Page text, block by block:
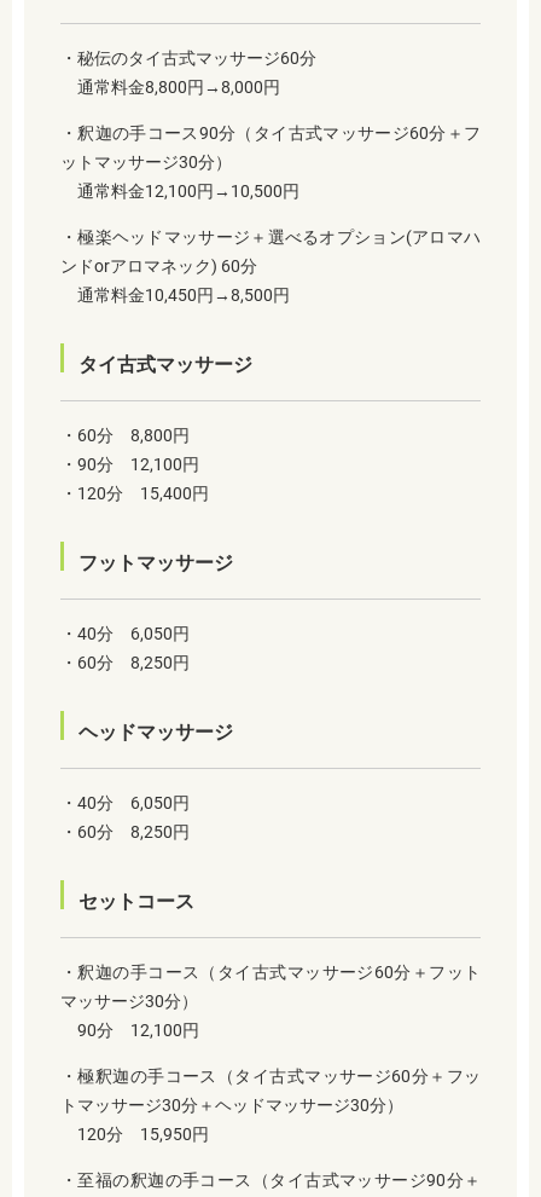
・秘伝のタイ古式マッサージ60分
通常料金8,800円→8,000円
・釈迦の手コース90分（タイ古式マッサージ60分＋フ
ットマッサージ30分）
通常料金12,100円→10,500円
・極楽ヘッドマッサージ＋選べるオプション(アロマハ
ンドorアロマネック) 60分
通常料金10,450円→8,500円
タイ古式マッサージ
・60分 8,800円
・90分 12,100円
・120分 15,400円
フットマッサージ
・40分 6,050円
・60分 8,250円
ヘッドマッサージ
・40分 6,050円
・60分 8,250円
セットコース
・釈迦の手コース（タイ古式マッサージ60分＋フット
マッサージ30分）
90分 12,100円
・極釈迦の手コース（タイ古式マッサージ60分＋フッ
トマッサージ30分＋ヘッドマッサージ30分）
120分 15,950円
・至福の釈迦の手コース（タイ古式マッサージ90分＋